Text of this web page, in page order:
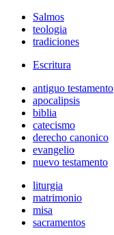
Salmos
teologia
tradiciones
Escritura
antiguo testamento
apocalipsis
biblia
catecismo
derecho canonico
evangelio
nuevo testamento
liturgia
matrimonio
misa
sacramentos